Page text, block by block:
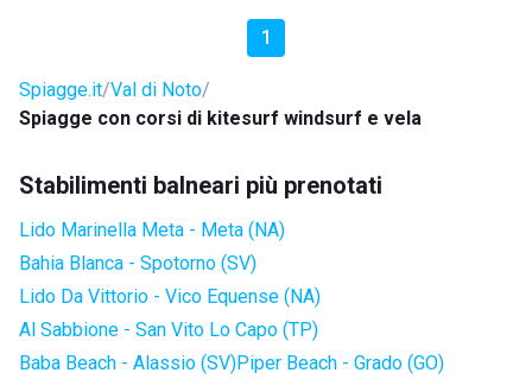
1
Spiagge.it Val di Noto
Spiagge con corsi di kitesurf windsurf e vela
Stabilimenti balneari più prenotati
Lido Marinella Meta - Meta (NA)
Bahia Blanca - Spotorno (SV)
Lido Da Vittorio - Vico Equense (NA)
Al Sabbione - San Vito Lo Capo (TP)
Baba Beach - Alassio (SV)Piper Beach - Grado (GO)